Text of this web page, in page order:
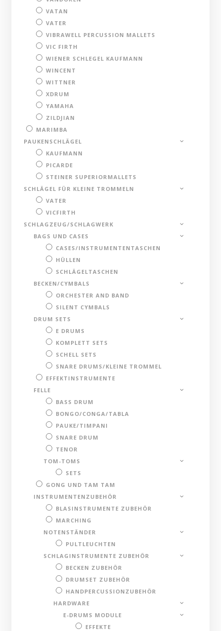
VATAN
VATER
VIBRAWELL PERCUSSION MALLETS
VIC FIRTH
WIENER SCHLEGEL KAUFMANN
WINCENT
WITTNER
XDRUM
YAMAHA
ZILDJIAN
MARIMBA
PAUKENSCHLÄGEL
KAUFMANN
PICARDE
STEINER SUPERIORMALLETS
SCHLÄGEL FÜR KLEINE TROMMELN
VATER
VICFIRTH
SCHLAGZEUG/SCHLAGWERK
BAGS UND CASES
CASES/INSTRUMENTENTASCHEN
HÜLLEN
SCHLÄGELTASCHEN
BECKEN/CYMBALS
ORCHESTER AND BAND
SILENT CYMBALS
DRUM SETS
E DRUMS
KOMPLETT SETS
SCHELL SETS
SNARE DRUMS/KLEINE TROMMEL
EFFEKTINSTRUMENTE
FELLE
BASS DRUM
BONGO/CONGA/TABLA
PAUKE/TIMPANI
SNARE DRUM
TENOR
TOM-TOMS
SETS
GONG UND TAM TAM
INSTRUMENTENZUBEHÖR
BLASINSTRUMENTE ZUBEHÖR
MARCHING
NOTENSTÄNDER
PULTLEUCHTEN
SCHLAGINSTRUMENTE ZUBEHÖR
BECKEN ZUBEHÖR
DRUMSET ZUBEHÖR
HANDPERCUSSIONZUBEHÖR
HARDWARE
E-DRUMS MODULE
EFFEKTE